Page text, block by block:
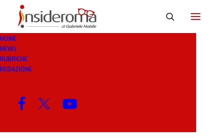
HOME
NEWS
RUBRICHE
REDAZIONE
POTESSE
MENU